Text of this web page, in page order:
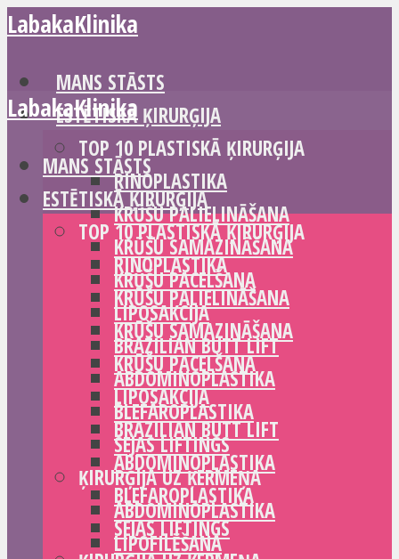
LabakaKlinika
MANS STĀSTS
ESTĒTISKĀ ĶIRURĢIJA
TOP 10 PLASTISKĀ ĶIRURĢIJA
RINOPLASTIKA
KRŪŠU PALIELINĀŠANA
KRŪŠU SAMAZINĀŠANA
KRŪŠU PACELŠANA
LIPOSAKCIJA
BRAZILIAN BUTT LIFT
ABDOMINOPLASTIKA
BLEFAROPLASTIKA
SEJAS LIFTINGS
ĶIRURĢIJA UZ ĶERMEŅA
ABDOMINOPLASTIKA
LIPOFILĒŠANA
LabakaKlinika
MANS STĀSTS
ESTĒTISKĀ ĶIRURĢIJA
TOP 10 PLASTISKĀ ĶIRURĢIJA
RINOPLASTIKA
KRŪŠU PALIELINĀŠANA
KRŪŠU SAMAZINĀŠANA
KRŪŠU PACELŠANA
LIPOSAKCIJA
BRAZILIAN BUTT LIFT
ABDOMINOPLASTIKA
BLEFAROPLASTIKA
SEJAS LIFTINGS